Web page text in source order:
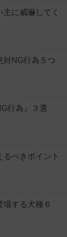
に威嚇してく
対NG行為５つ
行為』３選
べきポイント
場する犬種６